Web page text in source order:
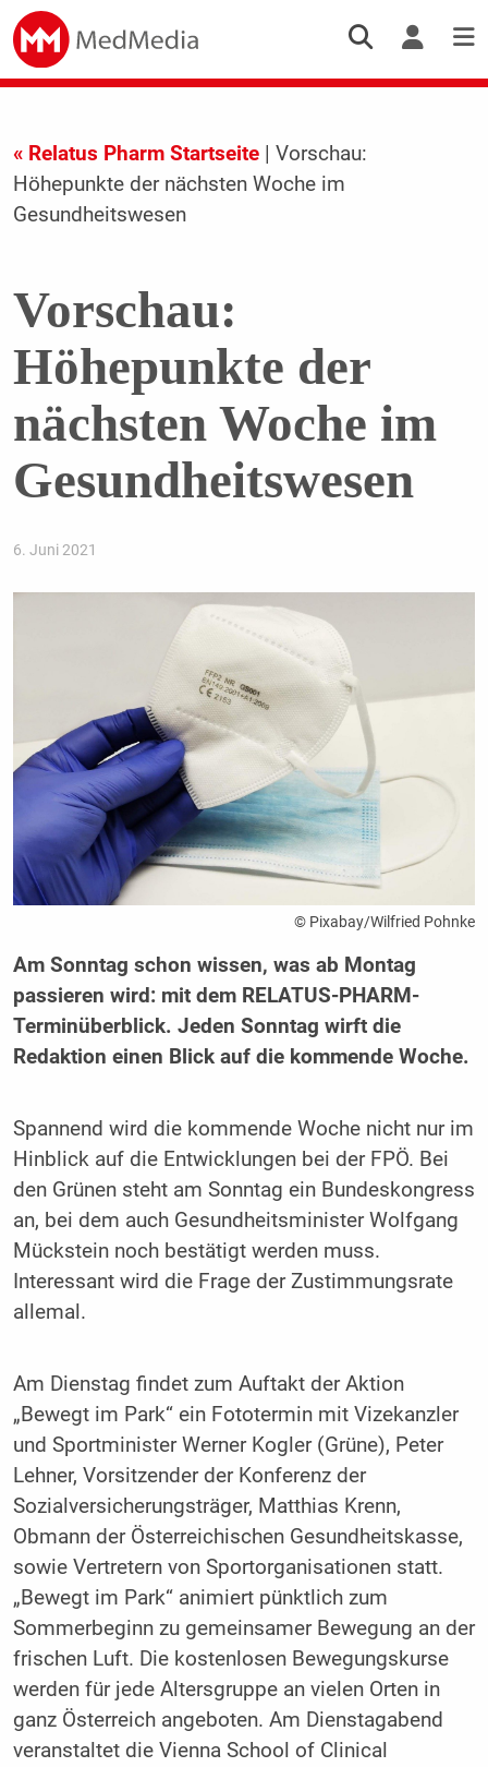
« Relatus Pharm Startseite| Vorschau:
Höhepunkte der nächsten Woche im
Gesundheitswesen
Vorschau:
Höhepunkte der
nächsten Woche im
Gesundheitswesen
6. Juni 2021
© Pixabay/Wilfried Pohnke
Am Sonntag schon wissen, was ab Montag
passieren wird: mit dem RELATUS-PHARM-
Terminüberblick. Jeden Sonntag wirft die
Redaktion einen Blick auf die kommende Woche.
Spannend wird die kommende Woche nicht nur im
Hinblick auf die Entwicklungen bei der FPÖ. Bei
den Grünen steht am Sonntag ein Bundeskongress
an, bei dem auch Gesundheitsminister Wolfgang
Mückstein noch bestätigt werden muss.
Interessant wird die Frage der Zustimmungsrate
allemal.
Am Dienstag findet zum Auftakt der Aktion
„Bewegt im Park“ ein Fototermin mit Vizekanzler
und Sportminister Werner Kogler (Grüne), Peter
Lehner, Vorsitzender der Konferenz der
Sozialversicherungsträger, Matthias Krenn,
Obmann der Österreichischen Gesundheitskasse,
sowie Vertretern von Sportorganisationen statt.
„Bewegt im Park“ animiert pünktlich zum
Sommerbeginn zu gemeinsamer Bewegung an der
frischen Luft. Die kostenlosen Bewegungskurse
werden für jede Altersgruppe an vielen Orten in
ganz Österreich angeboten. Am Dienstagabend
veranstaltet die Vienna School of Clinical